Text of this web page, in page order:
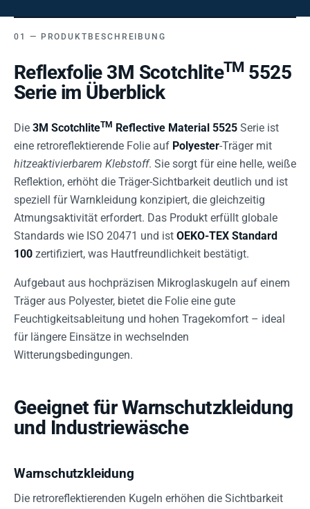
PRODUKTBESCHREIBUNG
Reflexfolie 3M ScotchliteTM 5525
Serie im Überblick
Die 3M ScotchliteTM Reflective Material 5525 Serie ist
eine retroreflektierende Folie auf Polyester-Träger mit
hitzeaktivierbarem Klebstoff. Sie sorgt für eine helle, weiße
Reflektion, erhöht die Träger-Sichtbarkeit deutlich und ist
speziell für Warnkleidung konzipiert, die gleichzeitig
Atmungsaktivität erfordert. Das Produkt erfüllt globale
Standards wie ISO 20471 und ist OEKO-TEX Standard
100 zertifiziert, was Hautfreundlichkeit bestätigt.
Aufgebaut aus hochpräzisen Mikroglaskugeln auf einem
Träger aus Polyester, bietet die Folie eine gute
Feuchtigkeitsableitung und hohen Tragekomfort – ideal
für längere Einsätze in wechselnden
Witterungsbedingungen.
Geeignet für Warnschutzkleidung
und Industriewäsche
Warnschutzkleidung
Die retroreflektierenden Kugeln erhöhen die Sichtbarkeit